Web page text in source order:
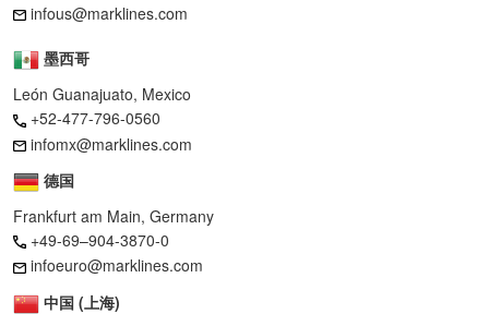
infous@marklines.com
墨西哥
León Guanajuato, Mexico
+52-477-796-0560
infomx@marklines.com
德国
Frankfurt am Main, Germany
+49-69–904-3870-0
infoeuro@marklines.com
中国 (上海)